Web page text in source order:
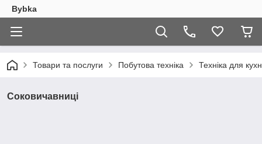
Bybka
Товари та послуги Побутова техніка Техніка для
Соковичавниці